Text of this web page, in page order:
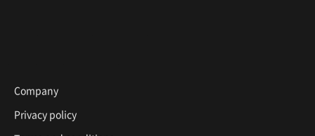
Company
Privacy policy